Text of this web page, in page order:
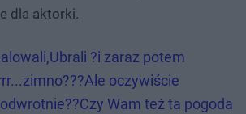
dla aktorki.
?i zaraz potem
oczywiście
Wam też ta pogoda